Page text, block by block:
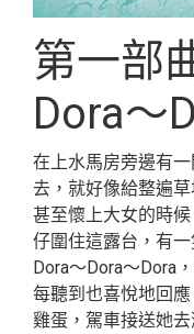
第一部
Dora～
在上水馬房旁邊有
去，就好像給整遍
甚至懷上大女的時
仔圍住這露台，有
Dora～Dora～Dora
每聽到也喜悅地回
雞蛋，駕車接送她